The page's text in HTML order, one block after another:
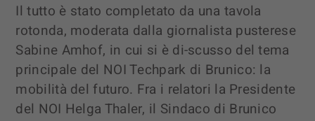
Il tutto è stato completato da una tavola
rotonda, moderata dalla giornalista pusterese
Sabine Amhof, in cui si è di-scusso del tema
principale del NOI Techpark di Brunico: la
mobilità del futuro. Fra i relatori la Presidente
del NOI Helga Thaler, il Sindaco di Brunico